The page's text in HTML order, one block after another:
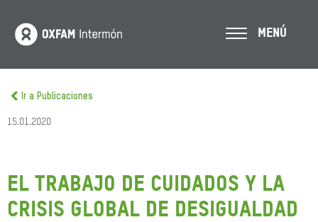
MENÚ
Ir a Publicaciones
15.01.2020
El trabajo de cuidados y la
crisis global de desigualdad